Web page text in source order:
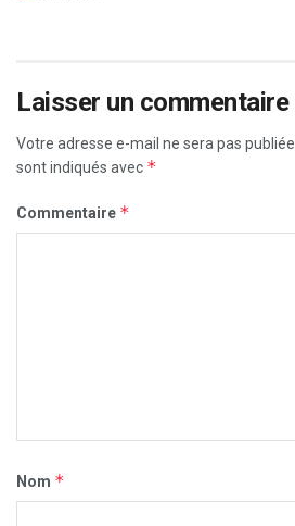
Laisser un commentaire
Votre adresse e-mail ne sera pas publiée.
sont indiqués avec *
Commentaire *
Nom *